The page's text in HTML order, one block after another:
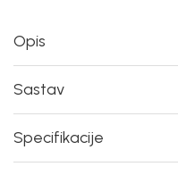
Opis
Sastav
Specifikacije